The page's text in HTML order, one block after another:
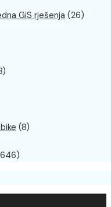
GiS rješenja (26)
(8)